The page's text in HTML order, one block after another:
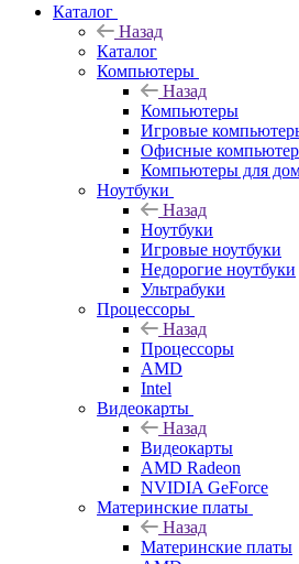
Каталог
Назад
Каталог
Компьютеры
Назад
Компьютеры
Игровые
Офисные
Компьютеры для
Ноутбуки
Назад
Ноутбуки
Игровые ноутбуки
Недорогие ноутбуки
Ультрабуки
Процессоры
Назад
Процессоры
AMD
Intel
Видеокарты
Назад
Видеокарты
AMD Radeon
NVIDIA GeForce
Материнские платы
Назад
Материнские платы